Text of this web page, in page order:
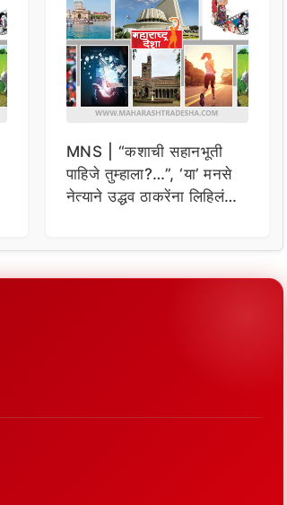
MNS | “कशाची सहानभूती
पाहिजे तुम्हाला?…”, ‘या’ मनसे
नेत्याने उद्धव ठाकरेंना लिहिलं